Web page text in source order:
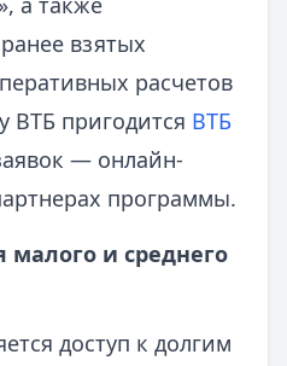
ранее взятых
расчетов
ВТБ пригодится ВТБ
— онлайн-
программы.
малого и среднего
доступ к долгим